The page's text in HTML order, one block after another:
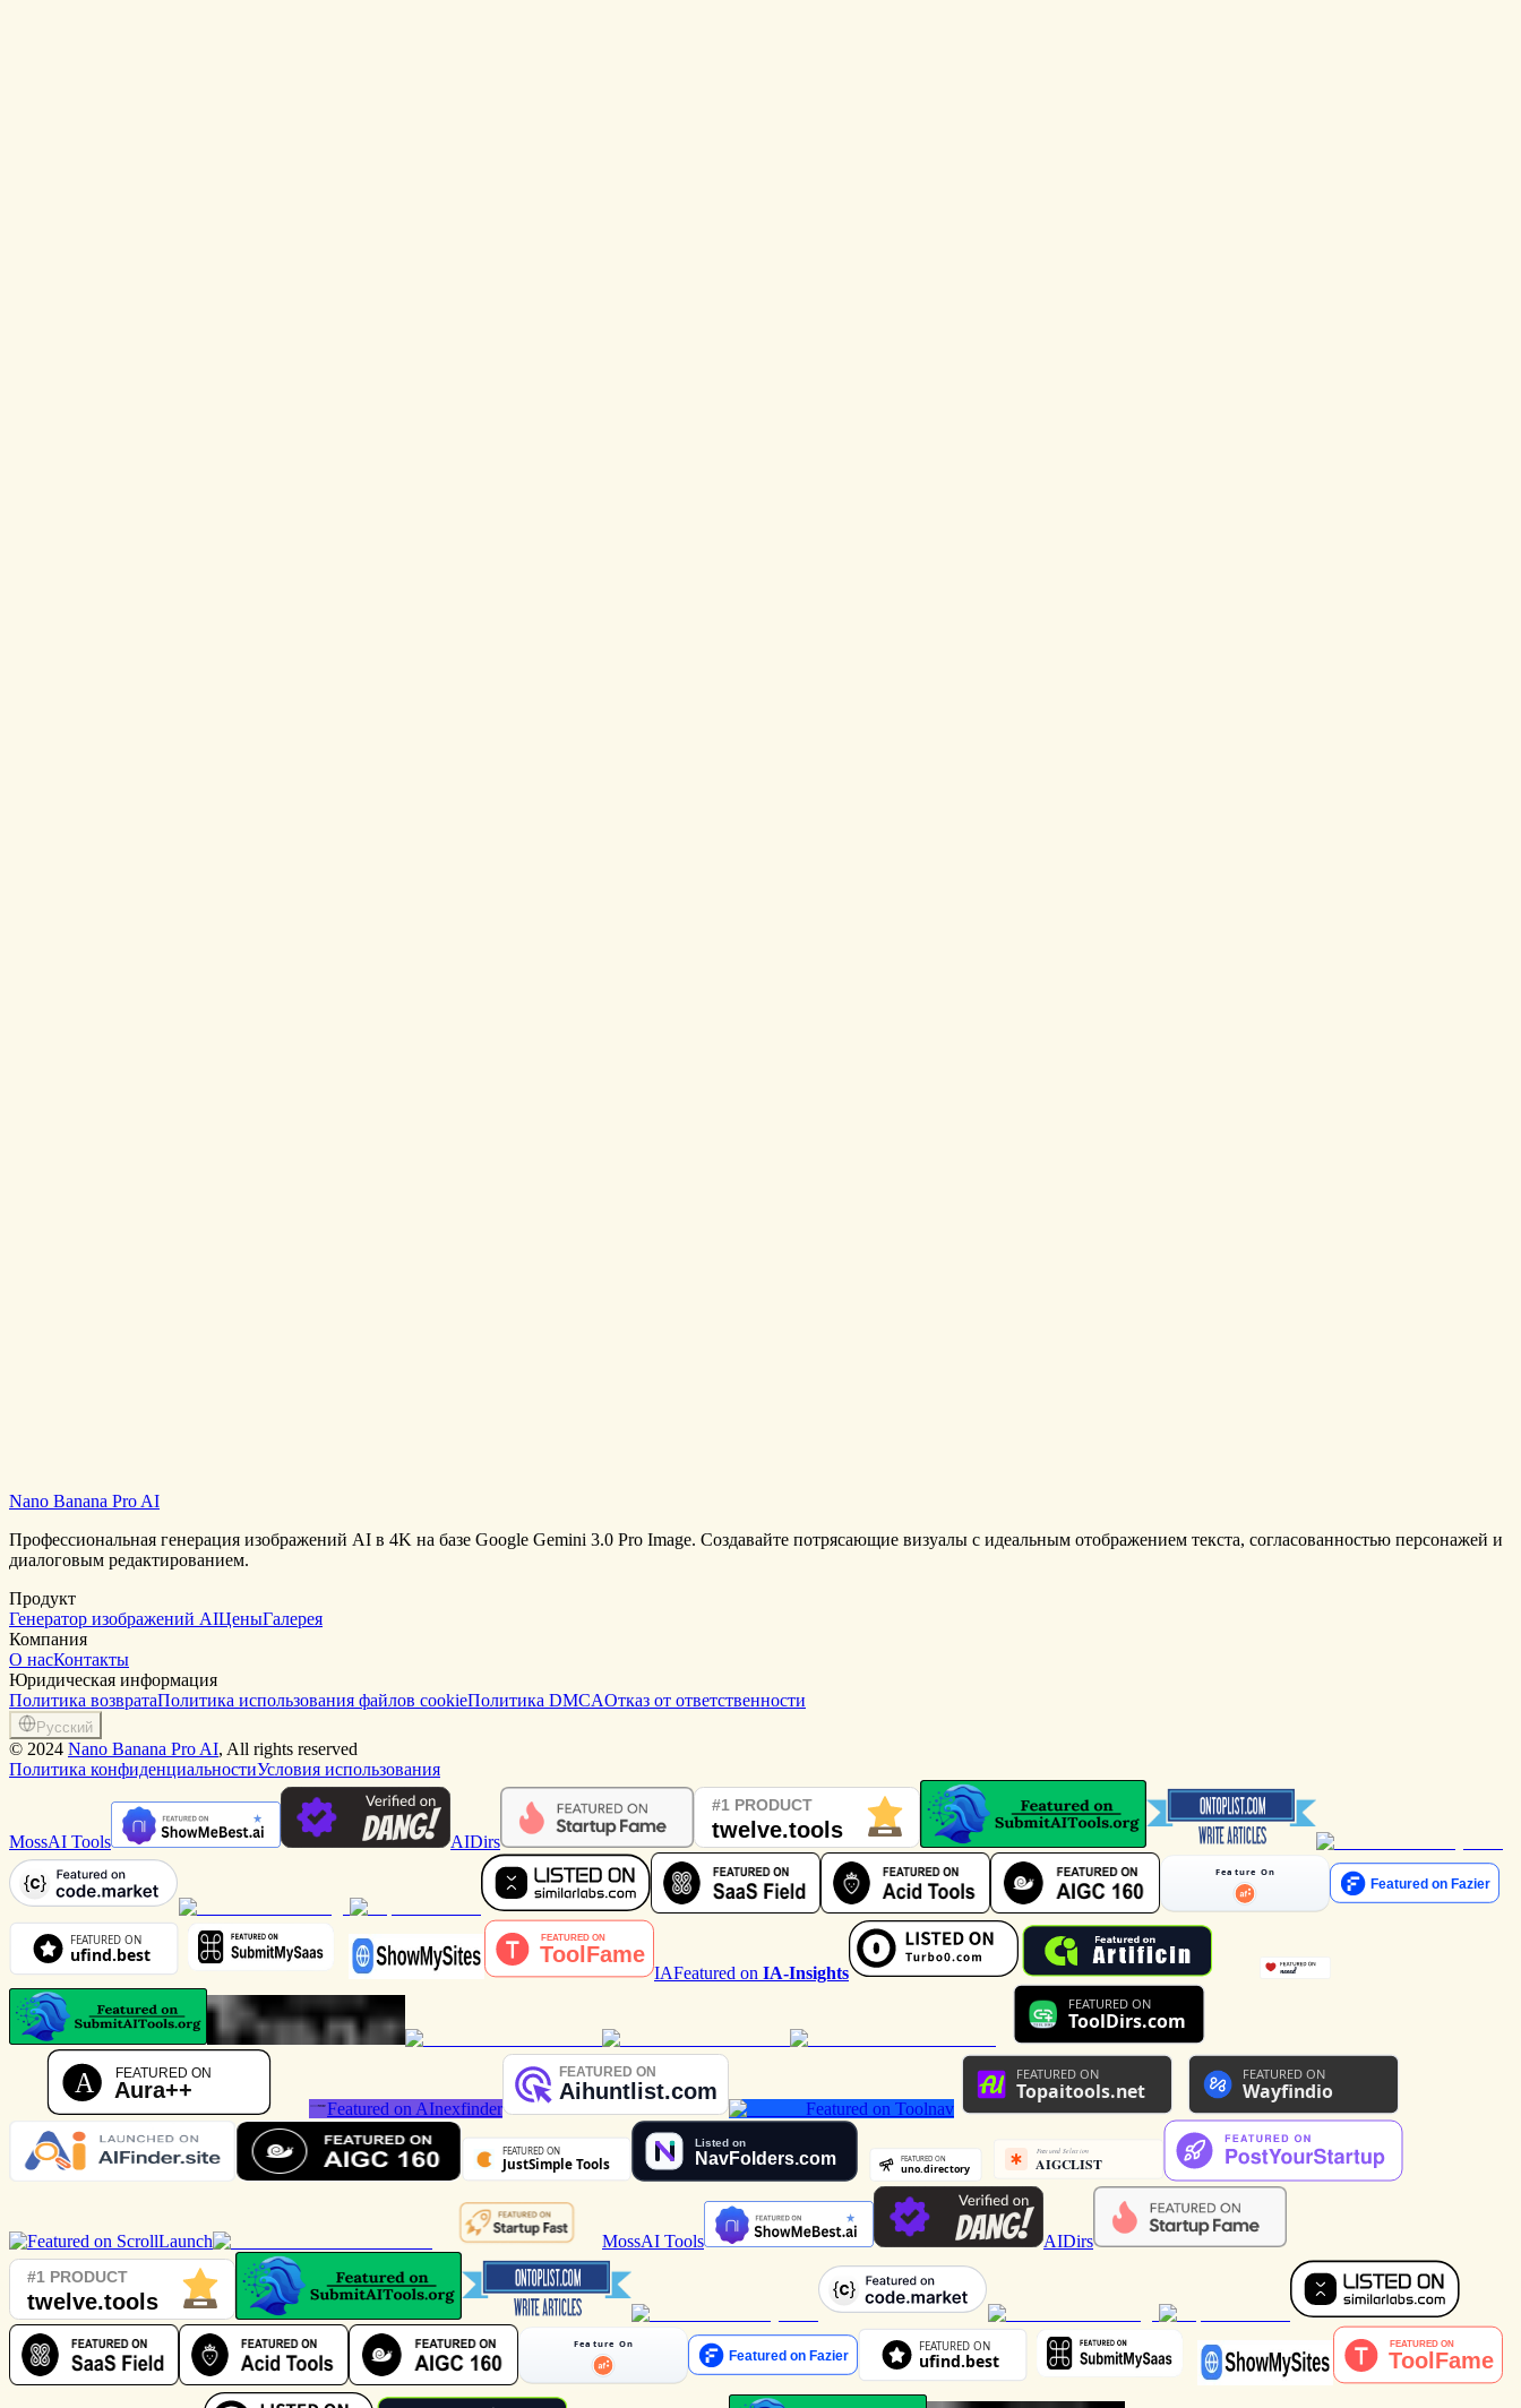
Начать создавать бесплатно
Nano Banana Pro AI
Профессиональная генерация изображений AI в 4K на базе Google Gemini 3.0 Pro Image. Создавайте потрясающие визуалы с идеальным отображением текста, согласованностью персонажей и
диалоговым редактированием.
Продукт
Генератор изображений AIЦеныГалерея
Компания
О насКонтакты
Юридическая информация
Политика возвратаПолитика использования файлов cookieПолитика DMCAОтказ от ответственности
Русский
© 2024 Nano Banana Pro AI, All rights reserved
Политика конфиденциальностиУсловия использования
MossAI Tools AIDirs
IAFeatured on IA-Insights
Featured on AInexfinder Featured on Toolnav
MossAI Tools AIDirs